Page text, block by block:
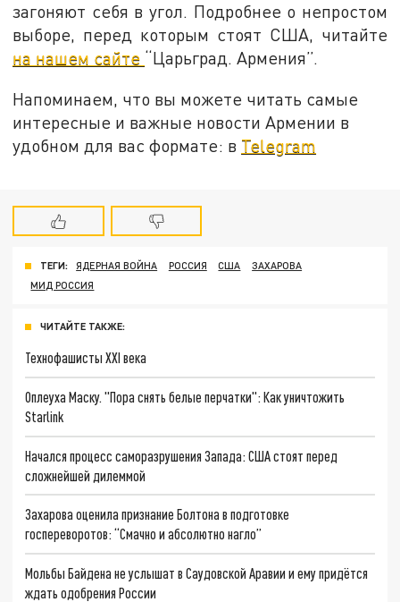
загоняют себя в угол. Подробнее о непростом
выборе, перед которым стоят США, читайте
на нашем сайте “Царьград. Армения”.
Напоминаем, что вы можете читать самые
интересные и важные новости Армении в
удобном для вас формате: в Telegram
ТЕГИ: ЯДЕРНАЯ ВОЙНА РОССИЯ США
ЗАХАРОВА
МИД РОССИЯ
ЧИТАЙТЕ ТАКЖЕ:
Технофашисты XXI века
Оплеуха Маску. "Пора снять белые перчатки": Как уничтожить
Starlink
Начался процесс саморазрушения Запада: США стоят перед
сложнейшей дилеммой
Захарова оценила признание Болтона в подготовке
госпереворотов: “Смачно и абсолютно нагло”
Мольбы Байдена не услышат в Саудовской Аравии и ему придётся
ждать одобрения России